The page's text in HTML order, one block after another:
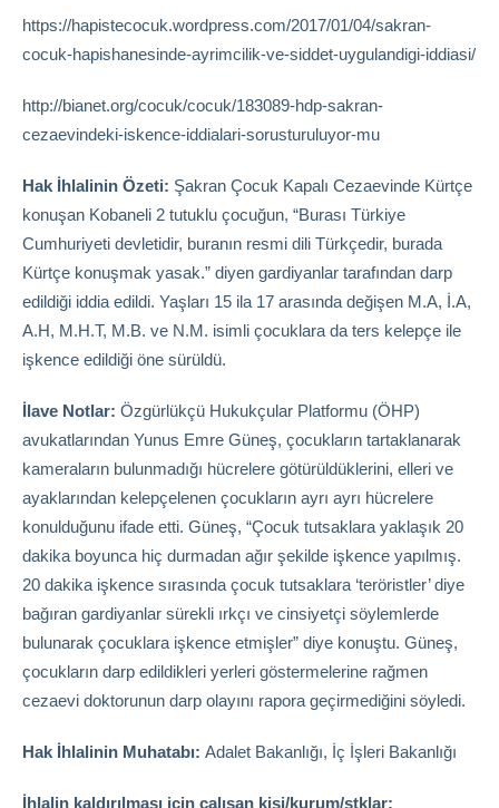
https://hapistecocuk.wordpress.com/2017/01/04/sakran-
cocuk-hapishanesinde-ayrimcilik-ve-siddet-uygulandigi-iddiasi/
http://bianet.org/cocuk/cocuk/183089-hdp-sakran-
cezaevindeki-iskence-iddialari-sorusturuluyor-mu
Hak İhlalinin Özeti: Şakran Çocuk Kapalı Cezaevinde Kürtçe
konuşan Kobaneli 2 tutuklu çocuğun, “Burası Türkiye
Cumhuriyeti devletidir, buranın resmi dili Türkçedir, burada
Kürtçe konuşmak yasak.” diyen gardiyanlar tarafından darp
edildiği iddia edildi. Yaşları 15 ila 17 arasında değişen M.A, İ.A,
A.H, M.H.T, M.B. ve N.M. isimli çocuklara da ters kelepçe ile
işkence edildiği öne sürüldü.
İlave Notlar: Özgürlükçü Hukukçular Platformu (ÖHP)
avukatlarından Yunus Emre Güneş, çocukların tartaklanarak
kameraların bulunmadığı hücrelere götürüldüklerini, elleri ve
ayaklarından kelepçelenen çocukların ayrı ayrı hücrelere
konulduğunu ifade etti. Güneş, “Çocuk tutsaklara yaklaşık 20
dakika boyunca hiç durmadan ağır şekilde işkence yapılmış.
20 dakika işkence sırasında çocuk tutsaklara ‘teröristler’ diye
bağıran gardiyanlar sürekli ırkçı ve cinsiyetçi söylemlerde
bulunarak çocuklara işkence etmişler” diye konuştu. Güneş,
çocukların darp edildikleri yerleri göstermelerine rağmen
cezaevi doktorunun darp olayını rapora geçirmediğini söyledi.
Hak İhlalinin Muhatabı: Adalet Bakanlığı, İç İşleri Bakanlığı
İhlalin kaldırılması için çalışan kişi/kurum/stklar: